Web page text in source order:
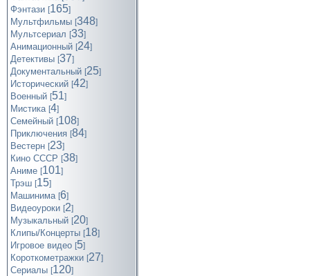
Фэнтази [165]
Мультфильмы [348]
Мультсериал [33]
Анимационный [24]
Детективы [37]
Документальный [25]
Исторический [42]
Военный [51]
Мистика [4]
Семейный [108]
Приключения [84]
Вестерн [23]
Кино СССР [38]
Аниме [101]
Трэш [15]
Машинима [6]
Видеоуроки [2]
Музыкальный [20]
Клипы/Концерты [18]
Игровое видео [5]
Короткометражки [27]
Cериалы [120]